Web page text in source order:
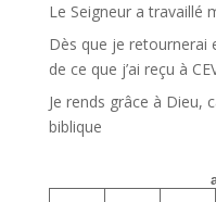
Le Seigneur a travaillé
Dès que je retournerai
de ce que j’ai reçu à
Je rends grâce à Dieu,
biblique